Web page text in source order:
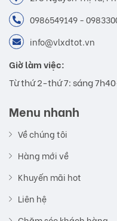
0986549149 -
info@vlxdtot.vn
Giờ làm việc:
Từ thứ 2-thứ 7: sáng
Menu nhanh
Về chúng tôi
Hàng mới về
Khuyến mãi hot
Liên hệ